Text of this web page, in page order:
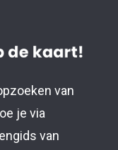
van
je via
van